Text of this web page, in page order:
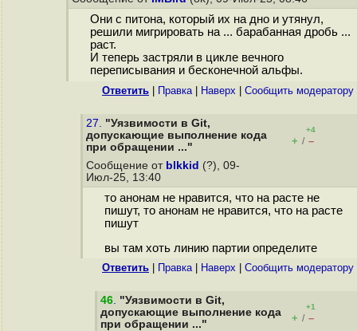
Они с питона, который их на дно и утянул,
решили мигрировать на ... барабанная дробь ...
раст.
И теперь застряли в цикле вечного
переписывания и бесконечной альфы.
Ответить Правка| Наверх Cообщить модератору
27. "Уязвимости в Git,
допускающие выполнение кода
при обращении ..."
+4
+ / –
Сообщение от blkkid (?), 09-
Июл-25, 13:40
то анонам не нравится, что на расте не
пишут, то анонам не нравится, что на расте
пишут
вы там хоть линию партии определите
Ответить Правка| Наверх Cообщить модератору
46. "Уязвимости в Git,
допускающие выполнение кода
при обращении ..."
+1
+ / –